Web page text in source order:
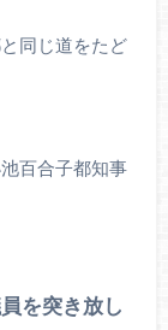
同じ道をたど
百合子都知事
を突き放し